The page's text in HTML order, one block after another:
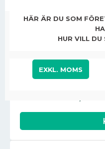
12/FP
HÄR ÄR DU SOM
HUR VILL DU
EXKL. MOMS